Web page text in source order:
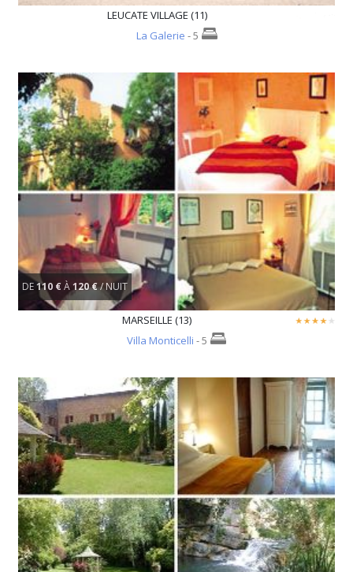
LEUCATE VILLAGE (11)
La Galerie - 5
DE110 €À120 €/ NUIT
MARSEILLE (13)
Villa Monticelli - 5